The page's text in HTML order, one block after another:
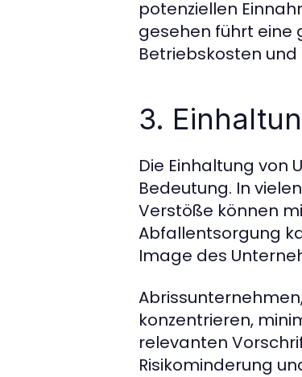
potenziellen
gesehen führt eine
Betriebskosten
3.
Die Einhaltung von
Bedeutung. In
Verstöße können
Abfallentsorgung
Image des
konzentrieren,
relevanten
Risikominderung